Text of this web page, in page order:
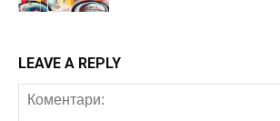
LEAVE A REPLY